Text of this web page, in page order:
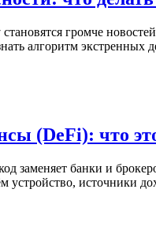
громче
алгоритм экстренных
(DeFi): что
заменяет банки и
устройство, источники